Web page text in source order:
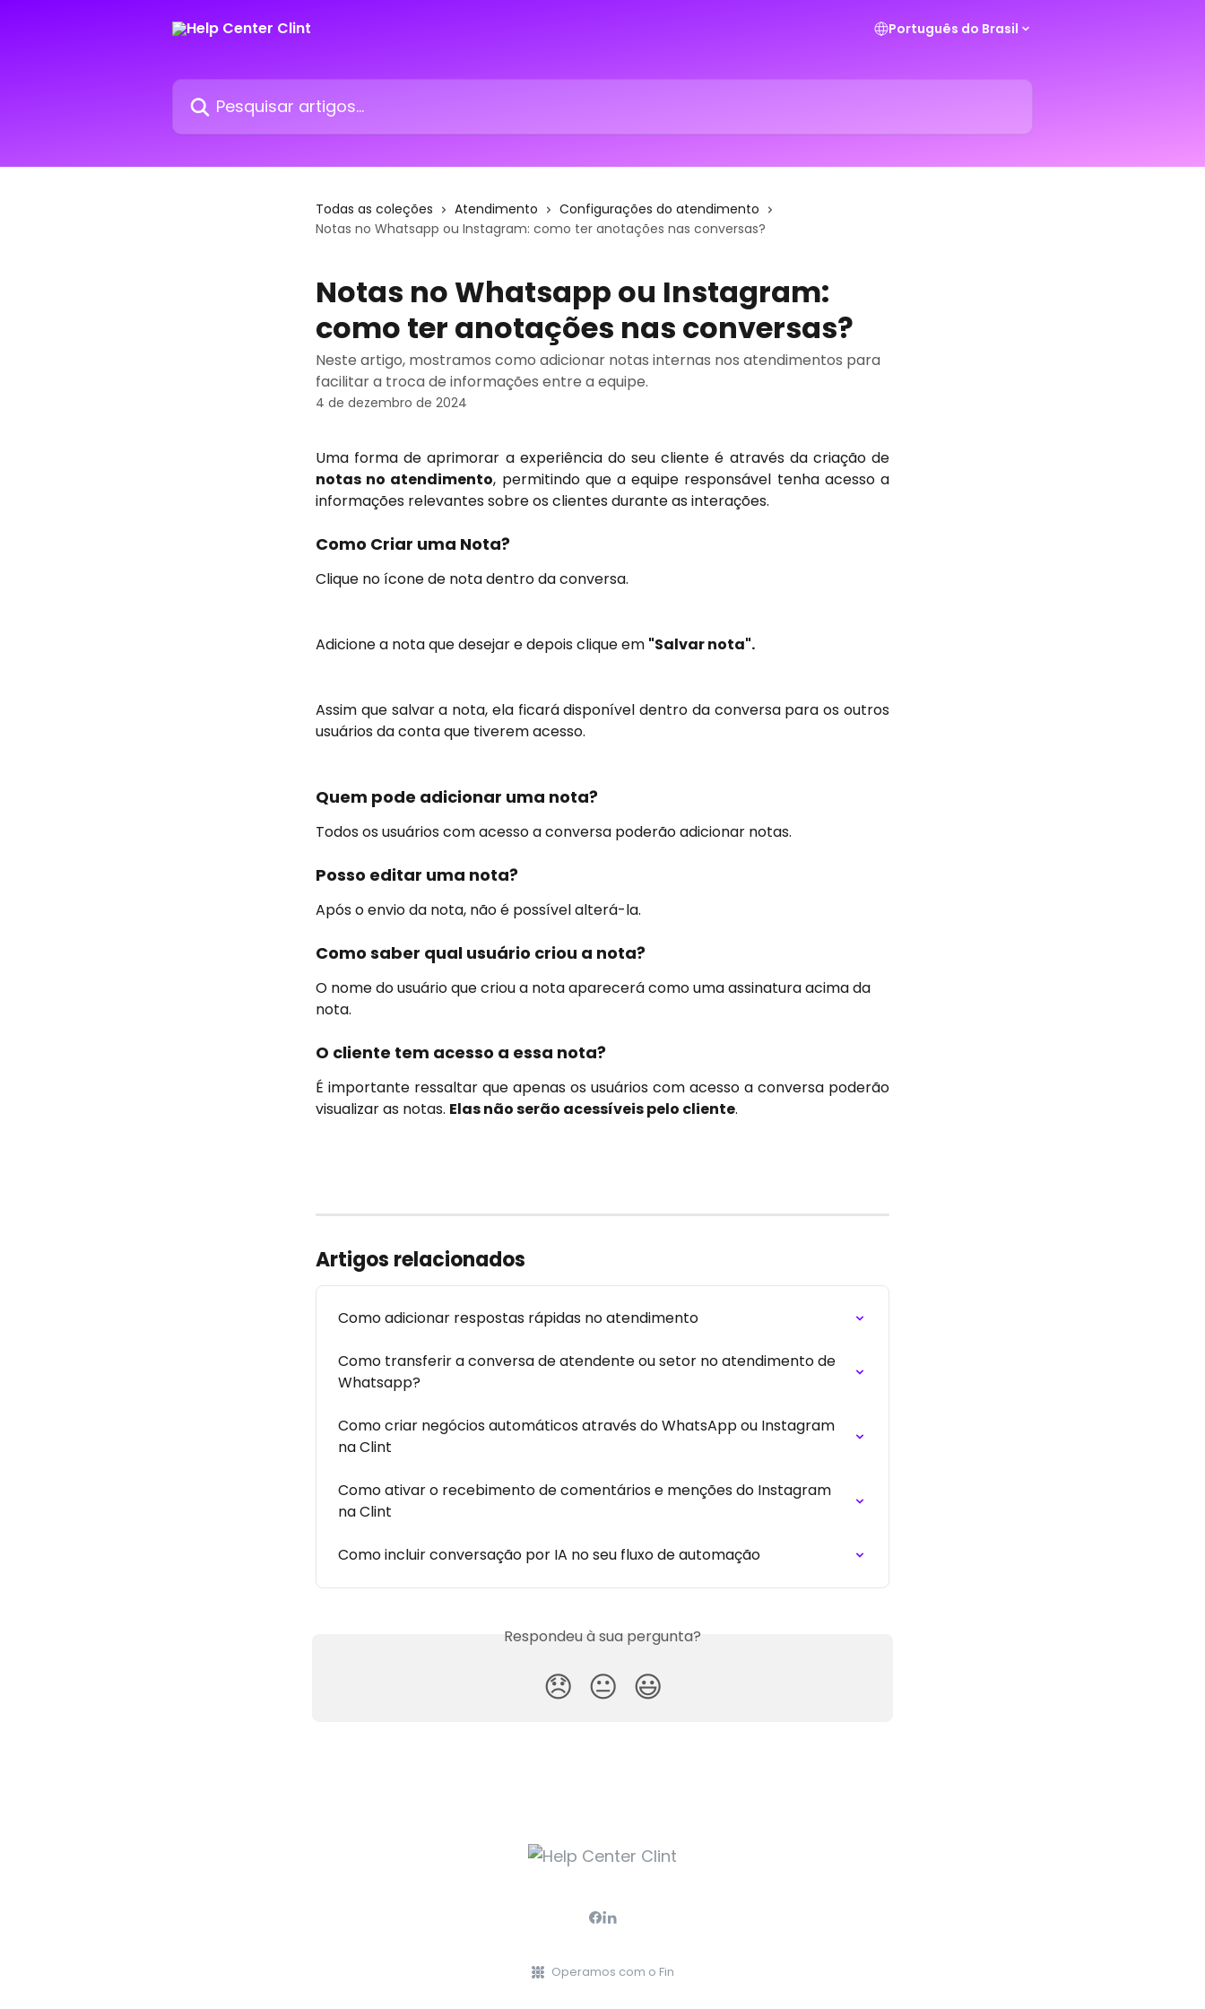
Português do Brasil
Pesquisar artigos...
Todas as coleções Atendimento
Configurações do atendimento
Notas no Whatsapp ou Instagram: como ter anotações nas conversas?
Notas no Whatsapp ou Instagram:
como ter anotações nas conversas?
Neste artigo, mostramos como adicionar notas internas nos atendimentos para
facilitar a troca de informações entre a equipe.
4 de dezembro de 2024
Uma forma de aprimorar a experiência do seu cliente é através da criação de
notas no atendimento, permitindo que a equipe responsável tenha acesso a
informações relevantes sobre os clientes durante as interações.
Como Criar uma Nota?
Clique no ícone de nota dentro da conversa.
Adicione a nota que desejar e depois clique em "Salvar nota".
Assim que salvar a nota, ela ficará disponível dentro da conversa para os outros
usuários da conta que tiverem acesso.
Quem pode adicionar uma nota?
Todos os usuários com acesso a conversa poderão adicionar notas.
Posso editar uma nota?
Após o envio da nota, não é possível alterá-la.
Como saber qual usuário criou a nota?
O nome do usuário que criou a nota aparecerá como uma assinatura acima da
nota.
O cliente tem acesso a essa nota?
É importante ressaltar que apenas os usuários com acesso a conversa poderão
visualizar as notas. Elas não serão acessíveis pelo cliente.
Artigos relacionados
Como adicionar respostas rápidas no atendimento
Como transferir a conversa de atendente ou setor no atendimento de
Whatsapp?
Como criar negócios automáticos através do WhatsApp ou Instagram
na Clint
Como ativar o recebimento de comentários e menções do Instagram
na Clint
Como incluir conversação por IA no seu fluxo de automação
Respondeu à sua pergunta?
😞 😐 😃
Operamos com o Fin